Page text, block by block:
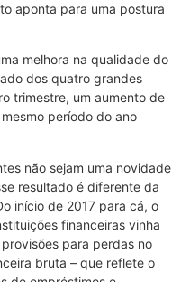
aponta para uma postura
melhora na qualidade do
dos quatro grandes
trimestre, um aumento de
período do ano
não sejam uma novidade
resultado é diferente da
início de 2017 para cá, o
financeiras vinha
para perdas no
bruta – que reflete o